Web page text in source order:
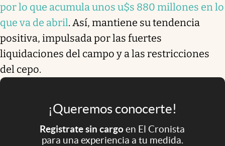
por lo que acumula unos u$s 880 millones en lo
que va de abril. Así, mantiene su tendencia
positiva, impulsada por las fuertes
liquidaciones del campo y a las restricciones
del cepo.
¡Queremos conocerte!
Registrate sin cargoen El Cronista
para una experiencia a tu medida.